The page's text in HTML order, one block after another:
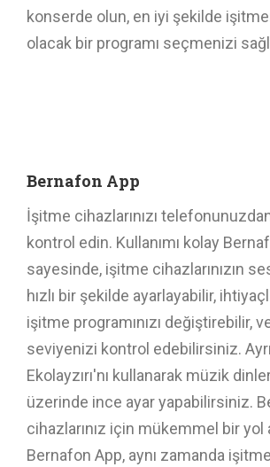
konserde olun, en iyi şekilde
olacak bir programı seçmenizi
Bernafon App
İşitme cihazlarınızı
kontrol edin. Kullanımı kolay
sayesinde, işitme cihazlarınızın
hızlı bir şekilde ayarlayabilir,
işitme programınızı değiştirebilir,
seviyenizi kontrol edebilirsiniz.
Ekolayzırı'nı kullanarak müzik
üzerinde ince ayar yapabilirsiniz.
cihazlarınız için mükemmel bir yol
Bernafon App, aynı zamanda işitme